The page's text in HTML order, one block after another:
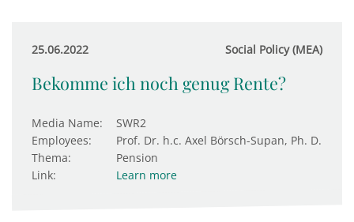
25.06.2022 Social Policy (MEA)
Bekomme ich noch genug Rente?
Media Name:
SWR2
Employees:
Prof. Dr. h.c. Axel Börsch-Supan, Ph. D.
Thema:
Pension
Link:
Learn more